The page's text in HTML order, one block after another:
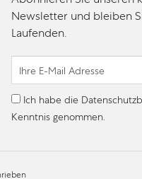
Newsletter und bleiben
Laufenden.
Ich habe die
Kenntnis genommen.